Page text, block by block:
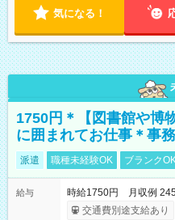
気になる！
1750円＊【図書館や博
に囲まれてお仕事＊事務
派遣 職種未経験OK ブランク
給与
時給1750円 月収例
交通費別途支給あり